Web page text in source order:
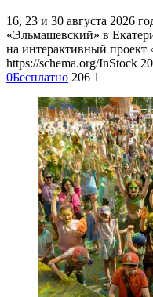
16, 23 и 30 августа 2026
«Эльмашевский» в
на интерактивный проект
https://schema.org/InStock
0Бесплатно 206 1